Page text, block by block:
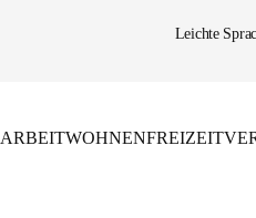
Leichte
ARBEITWOHNENFREIZEIT